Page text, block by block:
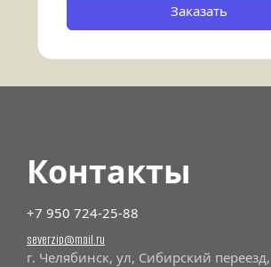
Заказать
Контакты
+7 950 724-25-88
severzip@mail.ru
г. Челябинск, ул, Сибирский